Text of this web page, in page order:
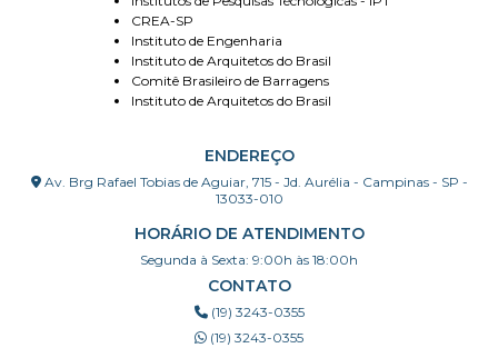
CREA-SP
Instituto de Engenharia
Instituto de Arquitetos do Brasil
Comitê Brasileiro de Barragens
Instituto de Arquitetos do Brasil
ENDEREÇO
Av. Brg Rafael Tobias de Aguiar, 715 - Jd. Aurélia - Campinas - SP -
13033-010
HORÁRIO DE ATENDIMENTO
Segunda à Sexta: 9:00h às 18:00h
CONTATO
(19) 3243-0355
(19) 3243-0355